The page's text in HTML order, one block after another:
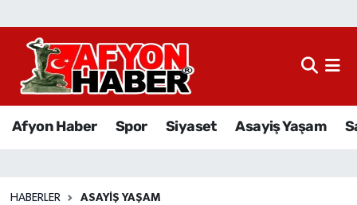
Afyon Haber Spor Siyaset Asayiş Yaşam
HABERLER ASAYIŞ YAŞAM
Afyon Haber